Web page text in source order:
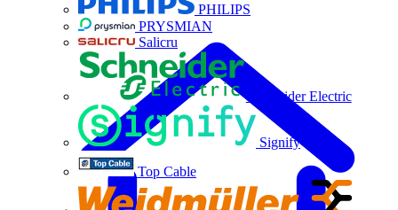
PHILIPS
PRYSMIAN
Salicru
Schneider Electric
Signify
Top Cable